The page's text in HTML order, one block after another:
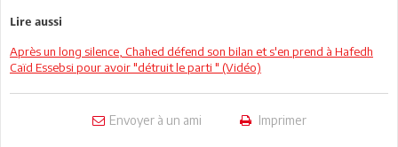
Lire aussi
Après un long silence, Chahed défend son bilan et s'en prend à Hafedh
Caïd Essebsi pour avoir "détruit le parti " (Vidéo)
Envoyer à un ami Imprimer